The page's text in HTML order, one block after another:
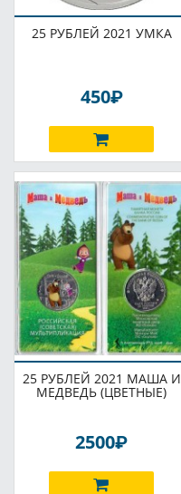
25 РУБЛЕЙ 2021 УМКА
450P
25 РУБЛЕЙ 2021 МАША И
МЕДВЕДЬ (ЦВЕТНЫЕ)
2500P